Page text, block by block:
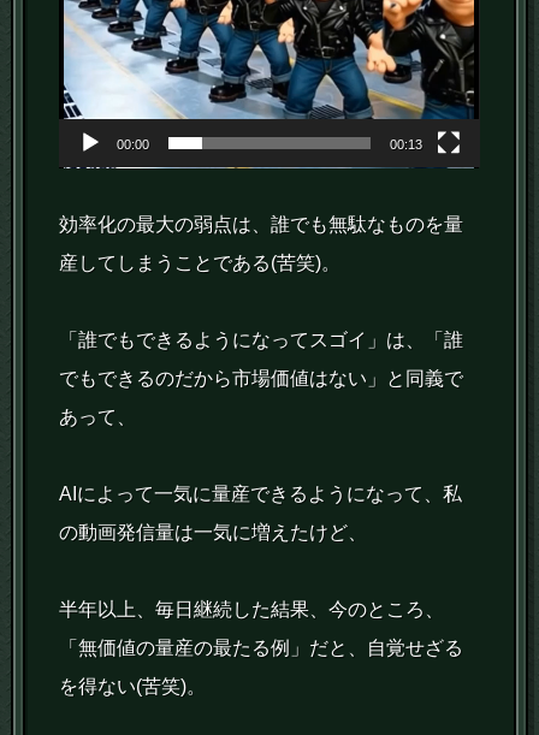
00:00 00:13
効率化の最大の弱点は、誰でも無駄なものを量
産してしまうことである(苦笑)。
「誰でもできるようになってスゴイ」は、「誰
でもできるのだから市場価値はない」と同義で
あって、
AIによって一気に量産できるようになって、私
の動画発信量は一気に増えたけど、
半年以上、毎日継続した結果、今のところ、
「無価値の量産の最たる例」だと、自覚せざる
を得ない(苦笑)。